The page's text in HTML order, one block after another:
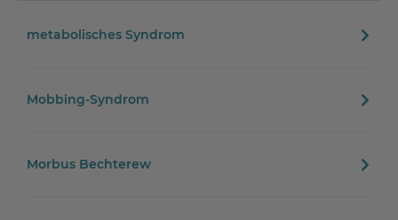
metabolisches Syndrom
Mobbing-Syndrom
Morbus Bechterew